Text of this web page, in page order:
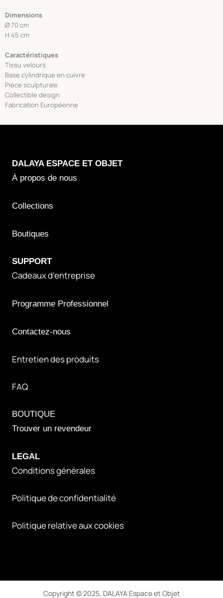
Dimensions
Ø 70 cm
H 45 cm
Caractéristiques
Tissu velours
Base cylindrique en cuivre
Pièce sculpturale
Collectible design
Fabrication Européenne
DALAYAESPACE ET OBJET
À propos de nous
Collections
Boutiques
SUPPORT
Cadeaux d’entreprise
Programme Professionnel
Contactez-nous
Entretien des produits
FAQ
BOUTIQUE
Trouver un revendeur
LEGAL
Conditions générales
Politique de confidentialité
Politique relative aux cookies
Copyright © 2025, DALAYA Espace et Objet